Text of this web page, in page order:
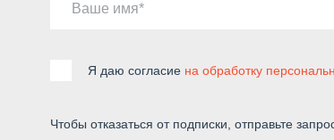
Ваше имя
Я даю согласие на обработку
Чтобы отказаться от подписки, отправьте